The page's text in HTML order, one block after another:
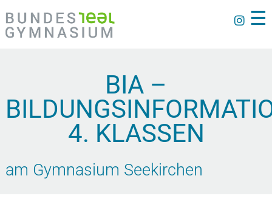
☰
BIA –
4. KLASSEN
am Gymnasium Seekirchen